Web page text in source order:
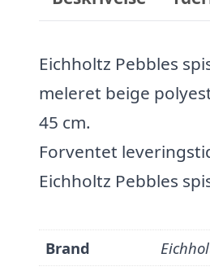
Eichholtz Pebbles
meleret beige
45 cm.
Forventet
Eichholtz Pebbles
Brand